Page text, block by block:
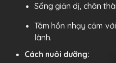
Sống giản dị, chân
Tâm hồn nhạy cảm
lành.
Cách nuôi dưỡng: